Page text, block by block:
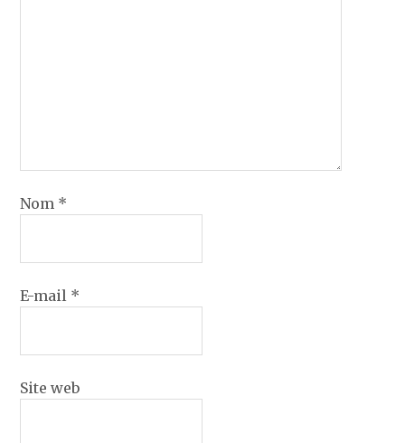
Nom *
E-mail *
Site web